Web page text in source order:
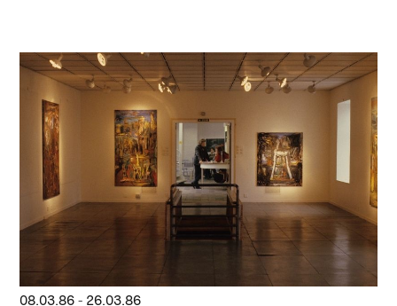
08.03.86 - 26.03.86